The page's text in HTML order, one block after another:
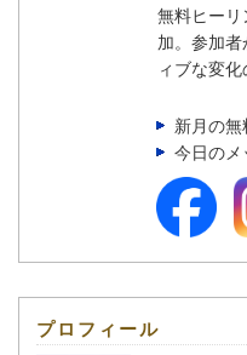
無料ヒー
加。参加
ィブな変化
新月の
今日のメ
プロフィール